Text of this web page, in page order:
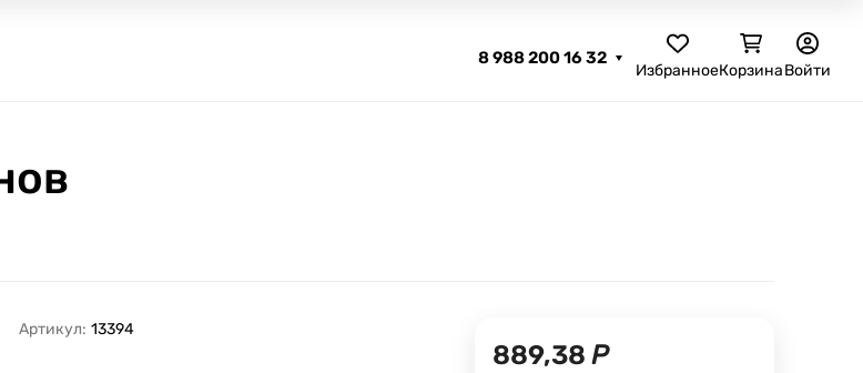
8 988 200 16 32
ИзбранноеКорзинаВойти
Артикул: 13394
889,38 Р